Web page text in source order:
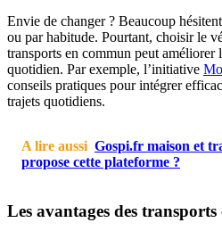
Envie de changer ? Beaucoup
ou par habitude. Pourtant, choisir le
transports en commun peut
quotidien. Par exemple, l’initiative
conseils pratiques pour intégrer
trajets quotidiens.
A lire aussi Gospi.fr maison et
propose cette plateforme ?
Les avantages des transports